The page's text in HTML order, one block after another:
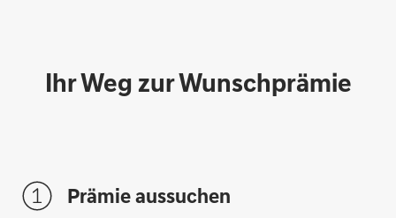
Ihr Weg zur Wunschprämie
Prämie aussuchen